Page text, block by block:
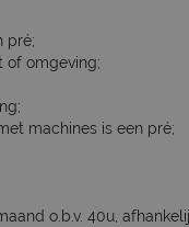
pré;
of omgeving;
machines is een pré;
o.b.v. 40u,